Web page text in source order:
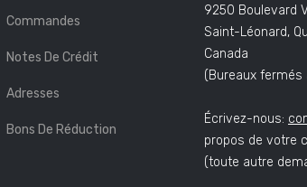
Commandes
Notes De Crédit
Adresses
Bons De Réduction
9250 Boulevard
Saint-Léonard,
Canada
(Bureaux fermés
Écrivez-nous:
propos de votre
(toute autre